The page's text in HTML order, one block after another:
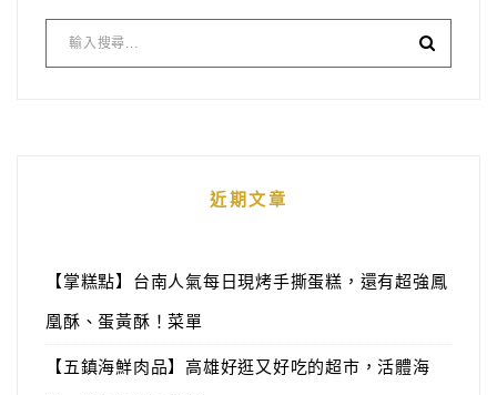
近期文章
【掌糕點】台南人氣每日現烤手撕蛋糕，還有超強鳳
凰酥、蛋黃酥！菜單
【五鎮海鮮肉品】高雄好逛又好吃的超市，活體海